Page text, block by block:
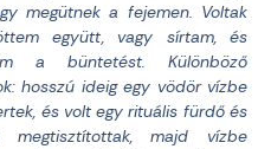
megütnek a fejemen. Voltak
együtt, vagy sírtam, és
a büntetést. Különböző
hosszú ideig egy vödör vízbe
és volt egy rituális fürdő és
majd vízbe